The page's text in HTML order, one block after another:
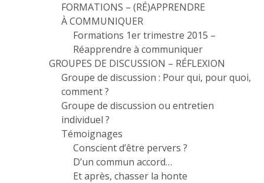
FORMATIONS – (RÉ)APPRENDRE
À COMMUNIQUER
Formations 1er trimestre 2015 –
Réapprendre à communiquer
GROUPES DE DISCUSSION – RÉFLEXION
Groupe de discussion : Pour qui, pour quoi,
comment ?
Groupe de discussion ou entretien
individuel ?
Témoignages
Conscient d’être pervers ?
D’un commun accord…
Et après, chasser la honte